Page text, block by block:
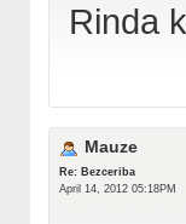
Rinda
Mauze
Re: Bezceriba
April 14, 2012 05:18PM